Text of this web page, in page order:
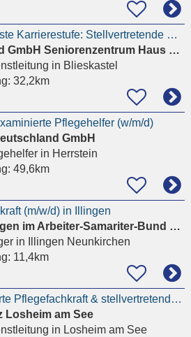
Ihre nächste Karrierestufe: Stellvertretende Pflegedienstleitung.
Blies Med GmbH Seniorenzentrum Haus am Berg
in Blieskastel
32,2km
Pflegehelfer (w/m/d)
GmbH
in Herrstein
49,6km
(m/w/d) in Illingen
GHG Illingen im Arbeiter-Samariter-Bund GmbH
in Illingen Neunkirchen
11,4km
examinierte Pflegefachkraft & stellvertretende Pflegedienstleitung
Losheim am See
in Losheim am See